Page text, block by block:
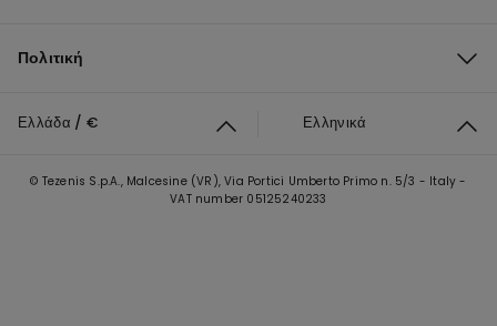
Πολιτική
Ελλάδα / € Ελληνικά
© Tezenis S.p.A., Malcesine (VR), Via Portici Umberto Primo n. 5/3 - Italy -
VAT number 05125240233